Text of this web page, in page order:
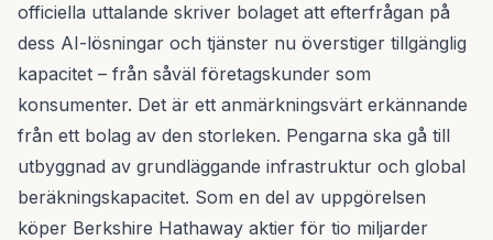
officiella uttalande skriver bolaget att efterfrågan på
dess AI-lösningar och tjänster nu överstiger tillgänglig
kapacitet – från såväl företagskunder som
konsumenter. Det är ett anmärkningsvärt erkännande
från ett bolag av den storleken. Pengarna ska gå till
utbyggnad av grundläggande infrastruktur och global
beräkningskapacitet. Som en del av uppgörelsen
köper Berkshire Hathaway aktier för tio miljarder